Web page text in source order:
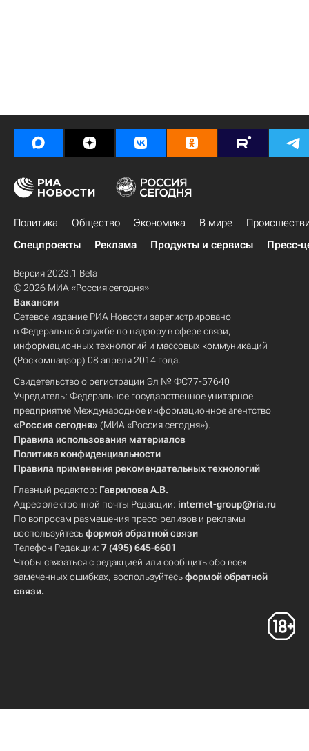
Политика Общество Экономика В мире
Спецпроекты
Реклама Продукты и сервисы Пресс-
Версия 2023.1 Beta
© 2026 МИА «Россия сегодня»
Вакансии
Сетевое издание РИА Новости зарегистрировано
в Федеральной службе по надзору в сфере связи,
информационных технологий и массовых коммуникаций
(Роскомнадзор) 08 апреля 2014 года.
Свидетельство о регистрации Эл № ФС77-57640
Учредитель: Федеральное государственное унитарное
предприятие Международное информационное агентство
«Россия сегодня» (МИА «Россия сегодня»).
Правила использования материалов
Политика конфиденциальности
Правила применения рекомендательных технологий
Главный редактор: Гаврилова А.В.
Адрес электронной почты Редакции: internet-group@ria.ru
По вопросам размещения пресс-релизов и рекламы
воспользуйтесьформой обратной связи
Телефон Редакции: 7 (495) 645-6601
Чтобы связаться с редакцией или сообщить обо всех
замеченных ошибках, воспользуйтесьформой обратной
связи.